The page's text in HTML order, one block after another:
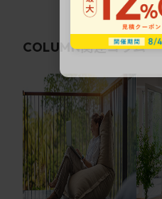
COLUMN関連コラム